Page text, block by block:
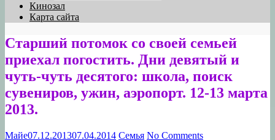
Кинозал
Карта сайта
Старший потомок со своей семьей
приехал погостить. Дни девятый и
чуть-чуть десятого: школа, поиск
сувениров, ужин, аэропорт. 12-13 марта
2013.
Майе07.12.201307.04.2014 Семья No Comments